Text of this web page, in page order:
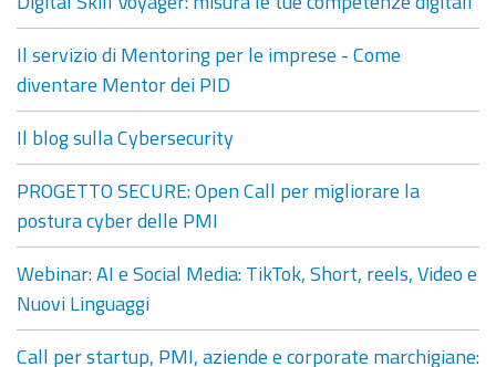
Il servizio di Mentoring per le imprese - Come
diventare Mentor dei PID
Il blog sulla Cybersecurity
PROGETTO SECURE: Open Call per migliorare la
postura cyber delle PMI
Webinar: AI e Social Media: TikTok, Short, reels, Video e
Nuovi Linguaggi
Call per startup, PMI, aziende e corporate marchigiane: